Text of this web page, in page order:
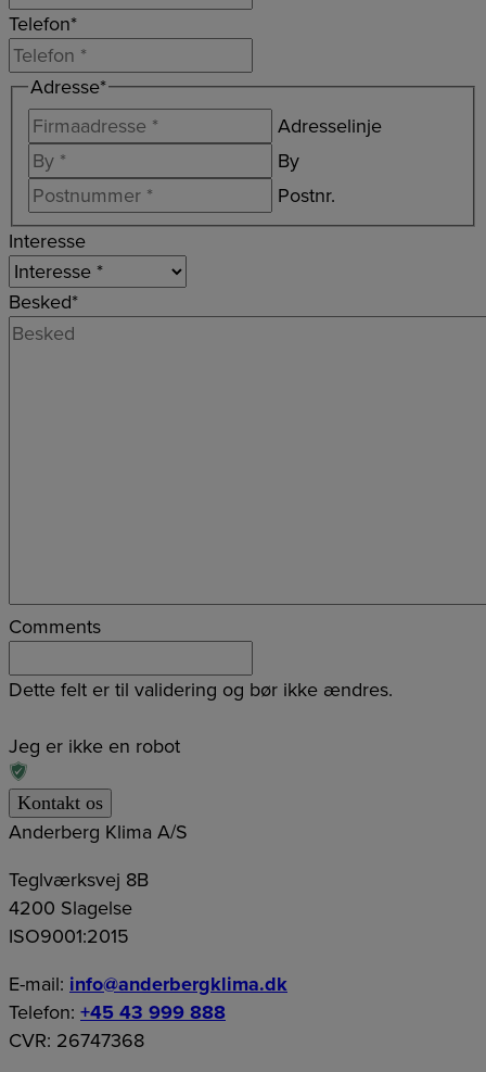
Telefon*
Adresse*
Adresselinje
By
Postnr.
Interesse
Besked*
Comments
Dette felt er til validering og bør ikke ændres.
Jeg er ikke en robot
Anderberg Klima A/S
Teglværksvej 8B
4200 Slagelse
ISO9001:2015
E-mail: info@anderbergklima.dk
Telefon: +45 43 999 888
CVR: 26747368